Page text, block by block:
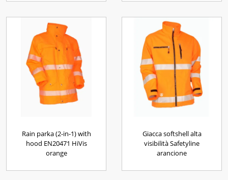
Rain parka (2-in-1) with
hood EN20471 HiVis
orange
Giacca softshell alta
visibilità Safetyline
arancione